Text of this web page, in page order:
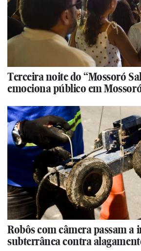
Terceira noite do “Mossoró
emociona público em
Robôs com câmera passam a
subterrânea contra